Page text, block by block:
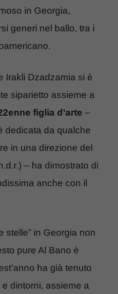
in Georgia,
generi nel ballo, tra i
Irakli Dzadzamia si è
siparietto assieme a
figlia d’arte –
dedicata da qualche
in una direzione del
– ha dimostrato di
anche con il
stelle” in Georgia non
pure Al Bano è
ha già tenuto
dintorni, assieme a